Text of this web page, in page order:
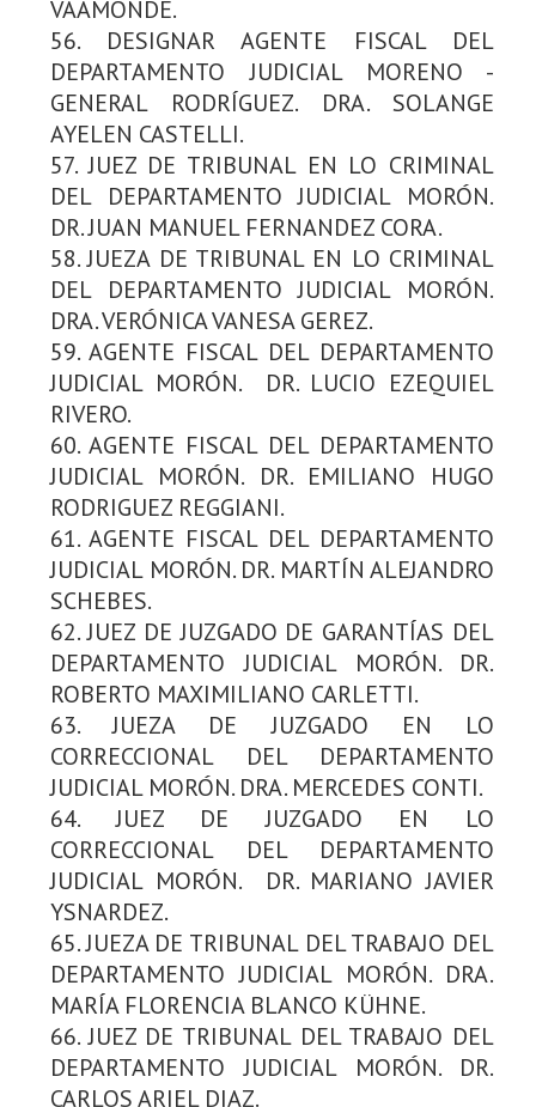
VAAMONDE.
56. DESIGNAR AGENTE FISCAL DEL
DEPARTAMENTO JUDICIAL MORENO -
GENERAL RODRÍGUEZ. DRA. SOLANGE
AYELEN CASTELLI.
57. JUEZ DE TRIBUNAL EN LO CRIMINAL
DEL DEPARTAMENTO JUDICIAL MORÓN.
DR. JUAN MANUEL FERNANDEZ CORA.
58. JUEZA DE TRIBUNAL EN LO CRIMINAL
DEL DEPARTAMENTO JUDICIAL MORÓN.
DRA. VERÓNICA VANESA GEREZ.
59. AGENTE FISCAL DEL DEPARTAMENTO
JUDICIAL MORÓN. DR. LUCIO EZEQUIEL
RIVERO.
60. AGENTE FISCAL DEL DEPARTAMENTO
JUDICIAL MORÓN. DR. EMILIANO HUGO
RODRIGUEZ REGGIANI.
61. AGENTE FISCAL DEL DEPARTAMENTO
JUDICIAL MORÓN. DR. MARTÍN ALEJANDRO
SCHEBES.
62. JUEZ DE JUZGADO DE GARANTÍAS DEL
DEPARTAMENTO JUDICIAL MORÓN. DR.
ROBERTO MAXIMILIANO CARLETTI.
63. JUEZA DE JUZGADO EN LO
CORRECCIONAL DEL DEPARTAMENTO
JUDICIAL MORÓN. DRA. MERCEDES CONTI.
64. JUEZ DE JUZGADO EN LO
CORRECCIONAL DEL DEPARTAMENTO
JUDICIAL MORÓN. DR. MARIANO JAVIER
YSNARDEZ.
65. JUEZA DE TRIBUNAL DEL TRABAJO DEL
DEPARTAMENTO JUDICIAL MORÓN. DRA.
MARÍA FLORENCIA BLANCO KÜHNE.
66. JUEZ DE TRIBUNAL DEL TRABAJO DEL
DEPARTAMENTO JUDICIAL MORÓN. DR.
CARLOS ARIEL DIAZ.